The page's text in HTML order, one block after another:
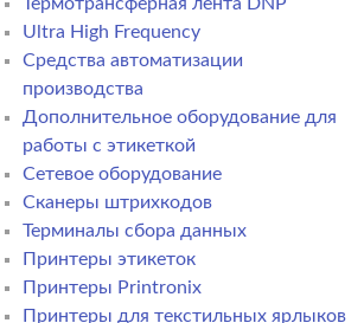
Ultra High Frequency
Средства автоматизации
производства
Дополнительное оборудование для
работы с этикеткой
Сетевое оборудование
Сканеры штрихкодов
Терминалы сбора данных
Принтеры этикеток
Принтеры Printronix
Принтеры для текстильных ярлыков